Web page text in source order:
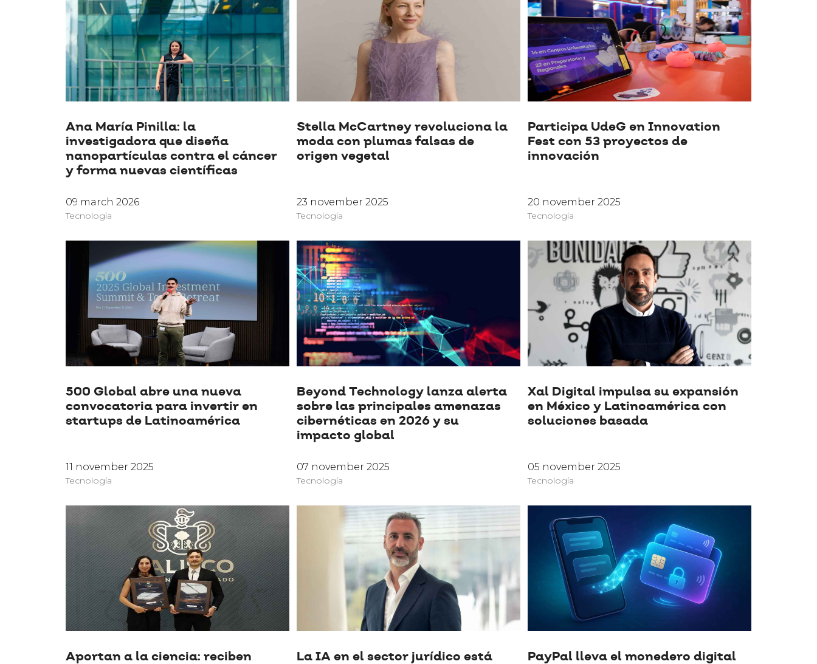
Ana María Pinilla: la
investigadora que diseña
nanopartículas contra el cáncer
y forma nuevas científicas
09 march 2026
Tecnología
Stella McCartney revoluciona la
moda con plumas falsas de
origen vegetal
23 november 2025
Tecnología
Participa UdeG en Innovation
Fest con 53 proyectos de
innovación
20 november 2025
Tecnología
500 Global abre una nueva
convocatoria para invertir en
startups de Latinoamérica
11 november 2025
Tecnología
Beyond Technology lanza alerta
sobre las principales amenazas
cibernéticas en 2026 y su
impacto global
07 november 2025
Tecnología
Xal Digital impulsa su expansión
en México y Latinoamérica con
soluciones basada
05 november 2025
Tecnología
Aportan a la ciencia: reciben
La IA en el sector jurídico está
PayPal lleva el monedero digital